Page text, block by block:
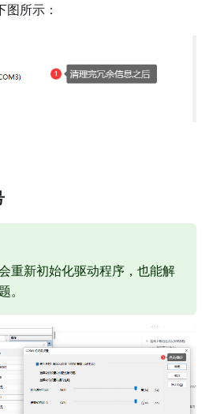
所示：
重新初始化驱动程序，也能解
。